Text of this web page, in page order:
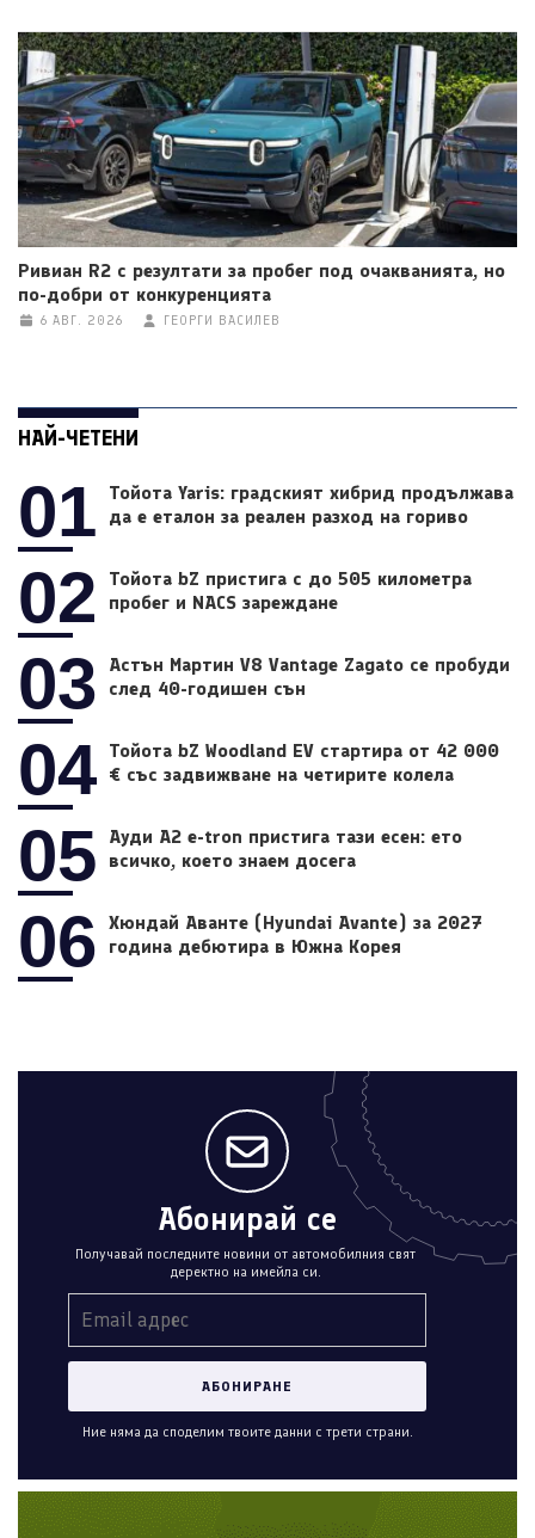
Ривиан R2 с резултати за пробег под очакванията, но
по-добри от конкуренцията
6 АВГ. 2026 ГЕОРГИ ВАСИЛЕВ
НАЙ-ЧЕТЕНИ
01
Тойота Yaris: градският хибрид продължава
да е еталон за реален разход на гориво
02
Тойота bZ пристига с до 505 километра
пробег и NACS зареждане
03
Астън Мартин V8 Vantage Zagato се пробуди
след 40-годишен сън
04 Тойота bZ Woodland EV стартира от 42 000
€ със задвижване на четирите колела
05
Ауди A2 e-tron пристига тази есен: ето
всичко, което знаем досега
06
Хюндай Аванте (Hyundai Avante) за 2027
година дебютира в Южна Корея
Абонирай се
Получавай последните новини от автомобилния свят
деректно на имейла си.
Ние няма да споделим твоите данни с трети страни.